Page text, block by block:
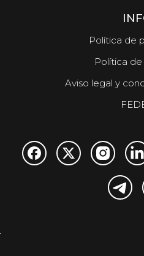
Política de
Política
Aviso legal y